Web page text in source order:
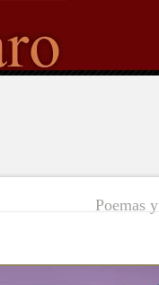
Poemas